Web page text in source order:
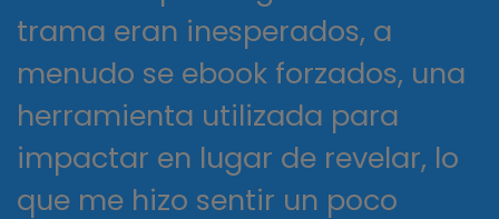
trama eran inesperados, a
menudo se ebook forzados, una
herramienta utilizada para
impactar en lugar de revelar, lo
que me hizo sentir un poco